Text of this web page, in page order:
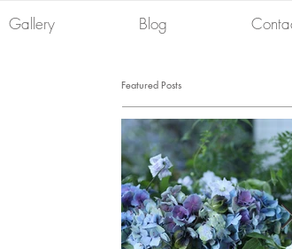
Gallery Blog
Featured Posts